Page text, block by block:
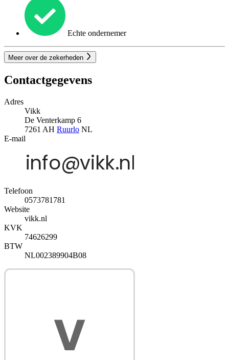
Echte ondernemer
Meer over de zekerheden
Contactgegevens
Adres
Vikk
De Venterkamp 6
7261 AH Ruurlo NL
E-mail
Telefoon
0573781781
Website
vikk.nl
KVK
74626299
BTW
NL002389904B08